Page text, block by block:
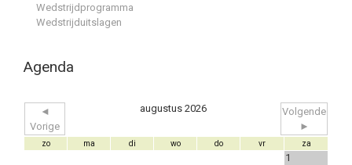
Wedstrijdprogramma
Wedstrijduitslagen
Agenda
◄
Vorige
augustus 2026
Volgende
►
zo ma di wo do vr za
1